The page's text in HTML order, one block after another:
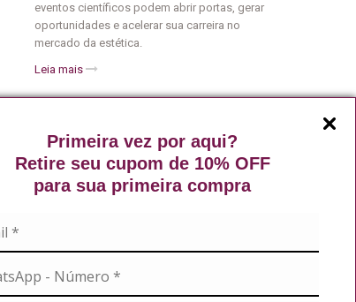
Primeira vez por aqui?
Retire seu cupom de 10% OFF
para sua primeira compra
eventos científicos podem abrir portas, gerar
oportunidades e acelerar sua carreira no
mercado da estética.
Leia mais
NOSSAS REDES